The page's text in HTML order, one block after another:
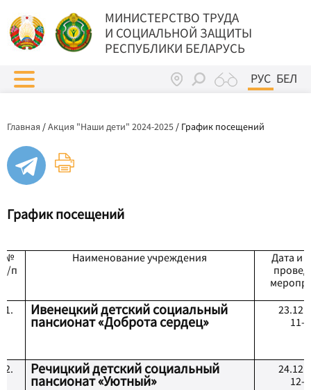
МИНИСТЕРСТВО ТРУДА
И СОЦИАЛЬНОЙ ЗАЩИТЫ
РЕСПУБЛИКИ БЕЛАРУСЬ
РУС БЕЛ
Главная /Акция "Наши дети" 2024-2025 / График посещений
График посещений
№
п/п
Наименование учреждения
Дата и
1.
Ивенецкий детский социальный
пансионат «Доброта сердец»
23
1 1-
2. Речицкий детский социальный
пансионат «Уютный»
24
12-